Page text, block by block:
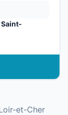
et-Cher